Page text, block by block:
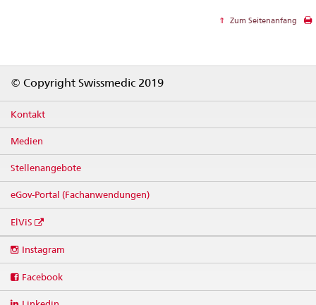
Zum Seitenanfang
© Copyright Swissmedic 2019
Kontakt
Medien
Stellenangebote
eGov-Portal (Fachanwendungen)
ElViS
media
Instagram
Facebook